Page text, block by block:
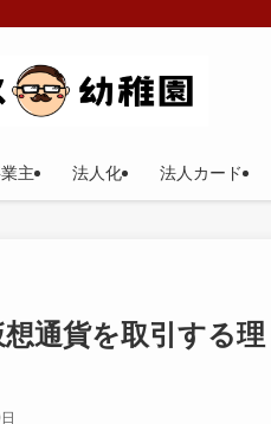
主 法人化 法人カード
通貨を取引する理